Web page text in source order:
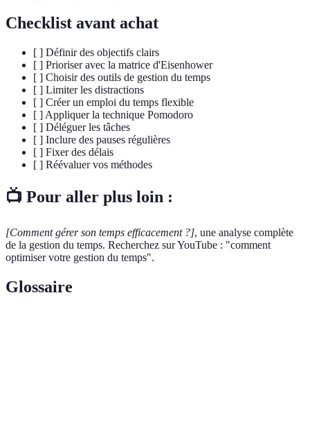
Checklist avant achat
[ ] Définir des objectifs clairs
[ ] Prioriser avec la matrice d'Eisenhower
[ ] Choisir des outils de gestion du temps
[ ] Limiter les distractions
[ ] Créer un emploi du temps flexible
[ ] Appliquer la technique Pomodoro
[ ] Déléguer les tâches
[ ] Inclure des pauses régulières
[ ] Fixer des délais
[ ] Réévaluer vos méthodes
📺 Pour aller plus loin :
[Comment gérer son temps efficacement ?], une analyse complète
de la gestion du temps. Recherchez sur YouTube : "comment
optimiser votre gestion du temps".
Glossaire